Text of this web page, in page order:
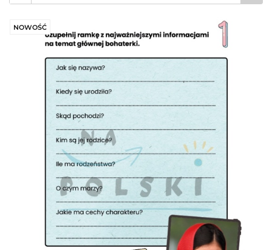
NOWOŚĆ